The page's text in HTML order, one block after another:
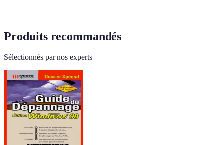
Produits recommandés
Sélectionnés par nos experts